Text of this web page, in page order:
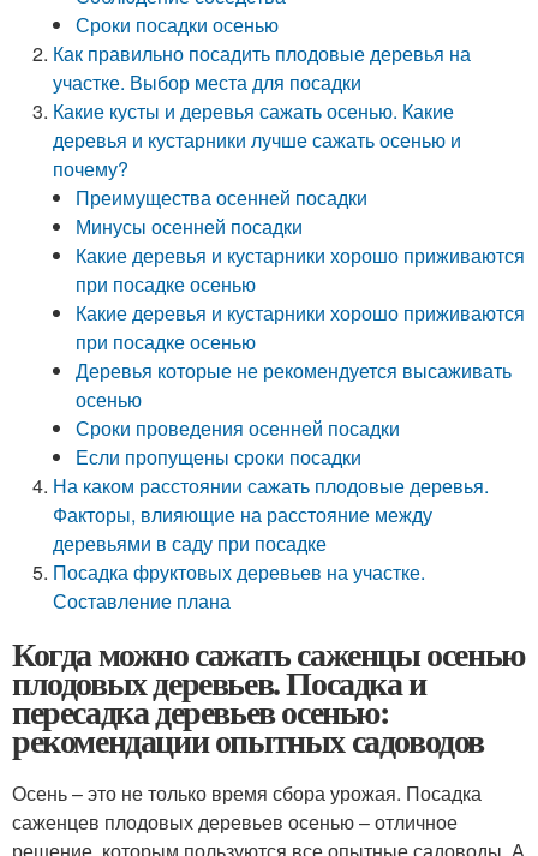
Сроки посадки осенью
Как правильно посадить плодовые деревья на
участке. Выбор места для посадки
Какие кусты и деревья сажать осенью. Какие
деревья и кустарники лучше сажать осенью и
почему?
Преимущества осенней посадки
Минусы осенней посадки
Какие деревья и кустарники хорошо приживаются
при посадке осенью
Какие деревья и кустарники хорошо приживаются
при посадке осенью
Деревья которые не рекомендуется высаживать
осенью
Сроки проведения осенней посадки
Если пропущены сроки посадки
На каком расстоянии сажать плодовые деревья.
Факторы, влияющие на расстояние между
деревьями в саду при посадке
Посадка фруктовых деревьев на участке.
Составление плана
Когда можно сажать саженцы осенью
плодовых деревьев. Посадка и
пересадка деревьев осенью:
рекомендации опытных садоводов
Осень – это не только время сбора урожая. Посадка
саженцев плодовых деревьев осенью – отличное